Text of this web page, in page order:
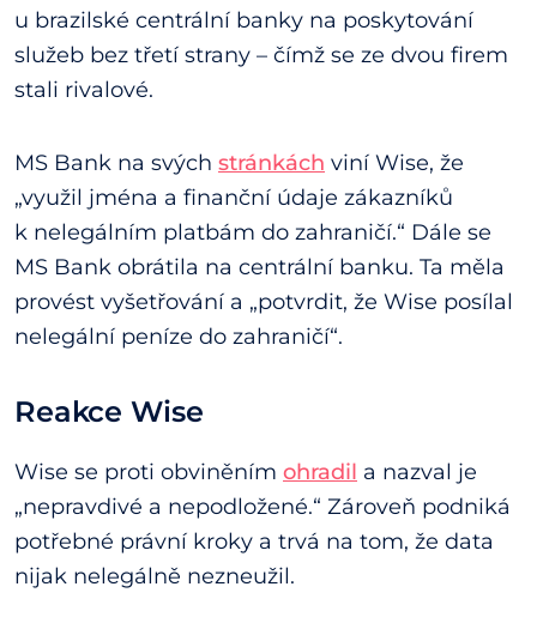
u brazilské centrální banky na poskytování
služeb bez třetí strany – čímž se ze dvou firem
stali rivalové.
MS Bank na svých stránkách viní Wise, že
„využil jména a finanční údaje zákazníků
k nelegálním platbám do zahraničí.“ Dále se
MS Bank obrátila na centrální banku. Ta měla
provést vyšetřování a „potvrdit, že Wise posílal
nelegální peníze do zahraničí“.
Reakce Wise
Wise se proti obviněním ohradil a nazval je
„nepravdivé a nepodložené.“ Zároveň podniká
potřebné právní kroky a trvá na tom, že data
nijak nelegálně nezneužil.